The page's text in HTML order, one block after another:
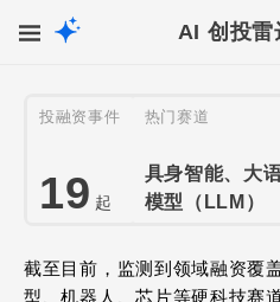
AI 创投雷
投融资事件
19 起
热门赛道
具身智能、大
模型（LLM）
截至目前，监测到领域融资覆
型、机器人、芯片等硬科技赛